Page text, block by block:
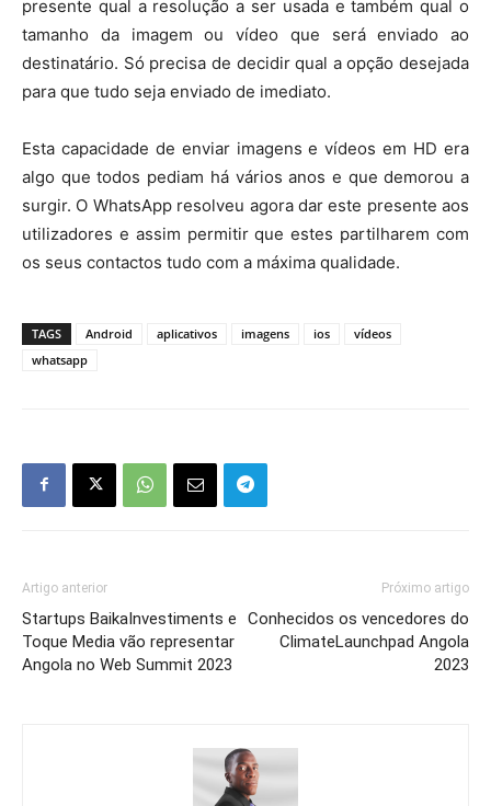
presente qual a resolução a ser usada e também qual o
tamanho da imagem ou vídeo que será enviado ao
destinatário. Só precisa de decidir qual a opção desejada
para que tudo seja enviado de imediato.
Esta capacidade de enviar imagens e vídeos em HD era
algo que todos pediam há vários anos e que demorou a
surgir. O WhatsApp resolveu agora dar este presente aos
utilizadores e assim permitir que estes partilharem com
os seus contactos tudo com a máxima qualidade.
TAGS Android aplicativos imagens ios
vídeos
whatsapp
Artigo anterior
Startups BaikaInvestiments e
Toque Media vão representar
Angola no Web Summit 2023
Próximo artigo
Conhecidos os vencedores do
ClimateLaunchpad Angola
2023